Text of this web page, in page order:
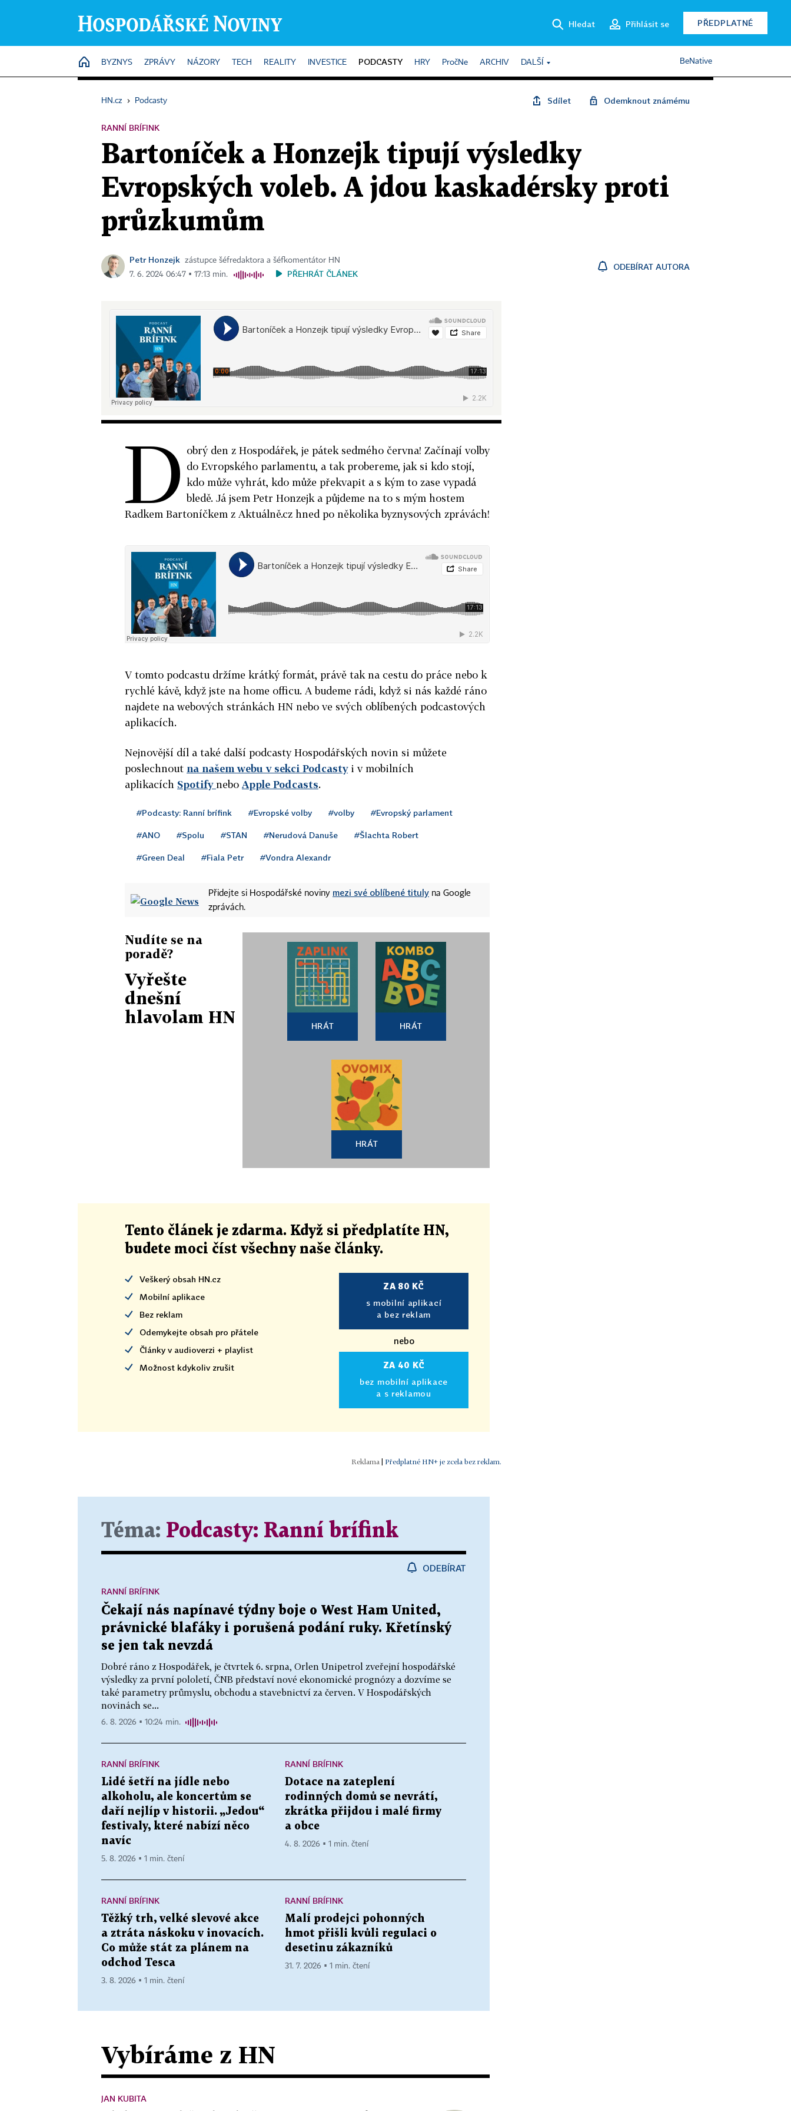
Hledat Přihlásit se PŘEDPLATNÉ
HOME
BYZNYS ZPRÁVY NÁZORY TECH REALITY INVESTICE PODCASTY HRY PročNe ARCHIV DALŠÍ BeNative
HN.cz › Podcasty Sdílet Odemknout známému
RANNÍ BRÍFINK
Bartoníček a Honzejk tipují výsledky
Evropských voleb. A jdou kaskadérsky proti
průzkumům
Petr Honzejk
zástupce šéfredaktora a šéfkomentátor HN
7. 6. 2024 06:47 ▪ 17:13 min.
PŘEHRÁT ČLÁNEK
ODEBÍRAT AUTORA
D obrý den z Hospodářek, je pátek sedmého června! Začínají volby
do Evropského parlamentu, a tak probereme, jak si kdo stojí,
kdo může vyhrát, kdo může překvapit a s kým to zase vypadá
bledě. Já jsem Petr Honzejk a půjdeme na to s mým hostem
Radkem Bartoníčkem z Aktuálně.cz hned po několika byznysových zprávách!
V tomto podcastu držíme krátký formát, právě tak na cestu do práce nebo k
rychlé kávě, když jste na home officu. A budeme rádi, když si nás každé ráno
najdete na webových stránkách HN nebo ve svých oblíbených podcastových
aplikacích.
Nejnovější díl a také další podcasty Hospodářských novin si můžete
poslechnout na našem webu v sekci Podcastyi v mobilních
aplikacích Spotifynebo Apple Podcasts.
#Podcasty: Ranní brífink #Evropské volby #volby #Evropský parlament
#ANO #Spolu #STAN #Nerudová Danuše #Šlachta Robert
#Green Deal #Fiala Petr #Vondra Alexandr
Přidejte si Hospodářské noviny mezi své oblíbené tituly na Google
zprávách.
Nudíte se na
poradě?
Vyřešte
dnešní
hlavolam HN
HRÁT HRÁT
HRÁT
Tento článek je zdarma. Když si předplatíte HN,
budete moci číst všechny naše články.
Veškerý obsah HN.cz
Mobilní aplikace
Bez reklam
Odemykejte obsah pro přátele
Články v audioverzi + playlist
Možnost kdykoliv zrušit
ZA 80 KČ
s mobilní aplikací
a bez reklam
nebo
ZA 40 KČ
bez mobilní aplikace
a s reklamou
Předplatné HN+ je zcela bez reklam.
Téma: Podcasty: Ranní brífink
ODEBÍRAT
Čekají nás napínavé týdny boje o West Ham United,
právnické blafáky i porušená podání ruky. Křetínský
se jen tak nevzdá
Dobré ráno z Hospodářek, je čtvrtek 6. srpna, Orlen Unipetrol zveřejní hospodářské
výsledky za první pololetí, ČNB představí nové ekonomické prognózy a dozvíme se
také parametry průmyslu, obchodu a stavebnictví za červen. V Hospodářských
novinách se...
RANNÍ BRÍFINK
6. 8. 2026 ▪ 10:24 min.
RANNÍ BRÍFINK
Lidé šetří na jídle nebo
alkoholu, ale koncertům se
daří nejlíp v historii. „Jedou“
festivaly, které nabízí něco
navíc
5. 8. 2026 ▪ 1 min. čtení
RANNÍ BRÍFINK
Dotace na zateplení
rodinných domů se nevrátí,
zkrátka přijdou i malé firmy
a obce
4. 8. 2026 ▪ 1 min. čtení
RANNÍ BRÍFINK
Těžký trh, velké slevové akce
a ztráta náskoku v inovacích.
Co může stát za plánem na
odchod Tesca
3. 8. 2026 ▪ 1 min. čtení
RANNÍ BRÍFINK
Malí prodejci pohonných
hmot přišli kvůli regulaci o
desetinu zákazníků
31. 7. 2026 ▪ 1 min. čtení
Vybíráme z HN
JAN KUBITA